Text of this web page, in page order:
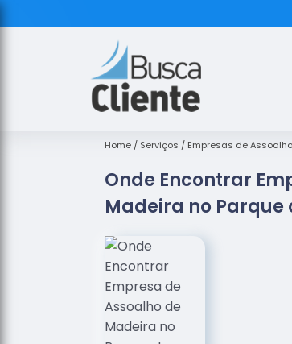
Home Serviços Empresas de
Onde Encontrar
Madeira no Parque